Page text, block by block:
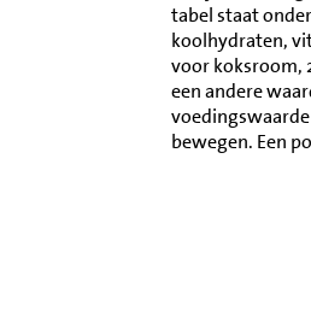
tabel staat
koolhydraten,
voor koksroom,
een andere
bewegen. Een